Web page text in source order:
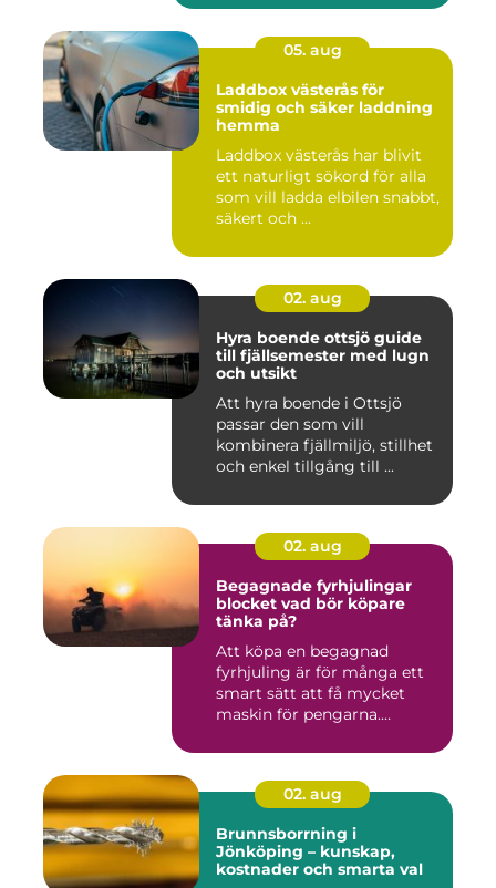
05. aug
Laddbox västerås för
smidig och säker laddning
hemma
Laddbox västerås har blivit
ett naturligt sökord för alla
som vill ladda elbilen snabbt,
säkert och ...
02. aug
Hyra boende ottsjö guide
till fjällsemester med lugn
och utsikt
Att hyra boende i Ottsjö
passar den som vill
kombinera fjällmiljö, stillhet
och enkel tillgång till ...
02. aug
Begagnade fyrhjulingar
blocket vad bör köpare
tänka på?
Att köpa en begagnad
fyrhjuling är för många ett
smart sätt att få mycket
maskin för pengarna.
02. aug
Brunnsborrning i
Jönköping – kunskap,
kostnader och smarta val